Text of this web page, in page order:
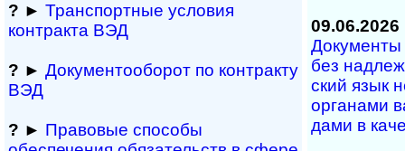
? ► Транспортные условия
контракта ВЭД
? ► Документооборот по контракту
ВЭД
? ► Правовые способы
09.06.2026
Документы
без
ский язык
ор­га­на­ми
да­ми в